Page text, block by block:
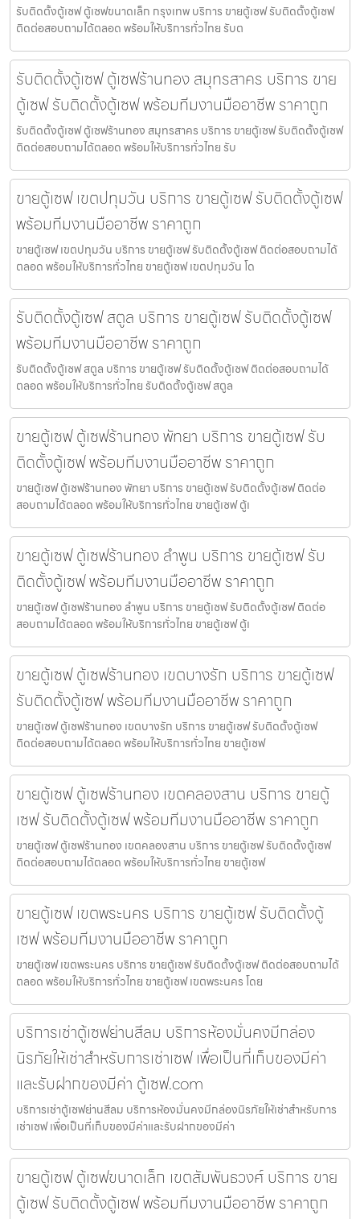
รับติดตั้งตู้เซฟ ตู้เซฟขนาดเล็ก กรุงเทพ บริการ ขายตู้เซฟ รับติดตั้งตู้เซฟ
ติดต่อสอบถามได้ตลอด พร้อมให้บริการทั่วไทย รับต
รับติดตั้งตู้เซฟ ตู้เซฟร้านทอง สมุทรสาคร บริการ ขาย
ตู้เซฟ รับติดตั้งตู้เซฟ พร้อมทีมงานมืออาชีพ ราคาถูก
รับติดตั้งตู้เซฟ ตู้เซฟร้านทอง สมุทรสาคร บริการ ขายตู้เซฟ รับติดตั้งตู้เซฟ
ติดต่อสอบถามได้ตลอด พร้อมให้บริการทั่วไทย รับ
ขายตู้เซฟ เขตปทุมวัน บริการ ขายตู้เซฟ รับติดตั้งตู้เซฟ
พร้อมทีมงานมืออาชีพ ราคาถูก
ขายตู้เซฟ เขตปทุมวัน บริการ ขายตู้เซฟ รับติดตั้งตู้เซฟ ติดต่อสอบถามได้
ตลอด พร้อมให้บริการทั่วไทย ขายตู้เซฟ เขตปทุมวัน โด
รับติดตั้งตู้เซฟ สตูล บริการ ขายตู้เซฟ รับติดตั้งตู้เซฟ
พร้อมทีมงานมืออาชีพ ราคาถูก
รับติดตั้งตู้เซฟ สตูล บริการ ขายตู้เซฟ รับติดตั้งตู้เซฟ ติดต่อสอบถามได้
ตลอด พร้อมให้บริการทั่วไทย รับติดตั้งตู้เซฟ สตูล
ขายตู้เซฟ ตู้เซฟร้านทอง พัทยา บริการ ขายตู้เซฟ รับ
ติดตั้งตู้เซฟ พร้อมทีมงานมืออาชีพ ราคาถูก
ขายตู้เซฟ ตู้เซฟร้านทอง พัทยา บริการ ขายตู้เซฟ รับติดตั้งตู้เซฟ ติดต่อ
สอบถามได้ตลอด พร้อมให้บริการทั่วไทย ขายตู้เซฟ ตู้เ
ขายตู้เซฟ ตู้เซฟร้านทอง ลำพูน บริการ ขายตู้เซฟ รับ
ติดตั้งตู้เซฟ พร้อมทีมงานมืออาชีพ ราคาถูก
ขายตู้เซฟ ตู้เซฟร้านทอง ลำพูน บริการ ขายตู้เซฟ รับติดตั้งตู้เซฟ ติดต่อ
สอบถามได้ตลอด พร้อมให้บริการทั่วไทย ขายตู้เซฟ ตู้เ
ขายตู้เซฟ ตู้เซฟร้านทอง เขตบางรัก บริการ ขายตู้เซฟ
รับติดตั้งตู้เซฟ พร้อมทีมงานมืออาชีพ ราคาถูก
ขายตู้เซฟ ตู้เซฟร้านทอง เขตบางรัก บริการ ขายตู้เซฟ รับติดตั้งตู้เซฟ
ติดต่อสอบถามได้ตลอด พร้อมให้บริการทั่วไทย ขายตู้เซฟ
ขายตู้เซฟ ตู้เซฟร้านทอง เขตคลองสาน บริการ ขายตู้
เซฟ รับติดตั้งตู้เซฟ พร้อมทีมงานมืออาชีพ ราคาถูก
ขายตู้เซฟ ตู้เซฟร้านทอง เขตคลองสาน บริการ ขายตู้เซฟ รับติดตั้งตู้เซฟ
ติดต่อสอบถามได้ตลอด พร้อมให้บริการทั่วไทย ขายตู้เซฟ
ขายตู้เซฟ เขตพระนคร บริการ ขายตู้เซฟ รับติดตั้งตู้
เซฟ พร้อมทีมงานมืออาชีพ ราคาถูก
ขายตู้เซฟ เขตพระนคร บริการ ขายตู้เซฟ รับติดตั้งตู้เซฟ ติดต่อสอบถามได้
ตลอด พร้อมให้บริการทั่วไทย ขายตู้เซฟ เขตพระนคร โดย
บริการเช่าตู้เซฟย่านสีลม บริการห้องมั่นคงมีกล่อง
นิรภัยให้เช่าสำหรับการเช่าเซฟ เพื่อเป็นที่เก็บของมีค่า
และรับฝากของมีค่า ตู้เซฟ.com
บริการเช่าตู้เซฟย่านสีลม บริการห้องมั่นคงมีกล่องนิรภัยให้เช่าสำหรับการ
เช่าเซฟ เพื่อเป็นที่เก็บของมีค่าและรับฝากของมีค่า
ขายตู้เซฟ ตู้เซฟขนาดเล็ก เขตสัมพันธวงศ์ บริการ ขาย
ตู้เซฟ รับติดตั้งตู้เซฟ พร้อมทีมงานมืออาชีพ ราคาถูก